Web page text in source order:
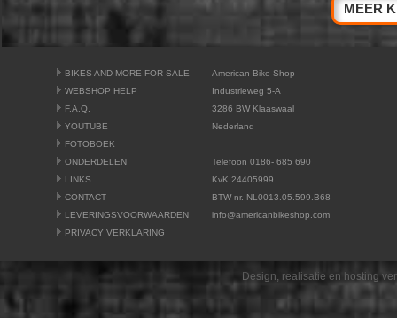
MEER
BIKES AND MORE FOR SALE
WEBSHOP HELP
F.A.Q.
YOUTUBE
FOTOBOEK
ONDERDELEN
LINKS
CONTACT
LEVERINGSVOORWAARDEN
PRIVACY VERKLARING
American Bike Shop
Industrieweg 5-A
3286 BW Klaaswaal
Nederland
Telefoon 0186- 685 690
KvK 24405999
BTW nr. NL0013.05.599.B68
info@americanbikeshop.com
Design, realisatie en hosting